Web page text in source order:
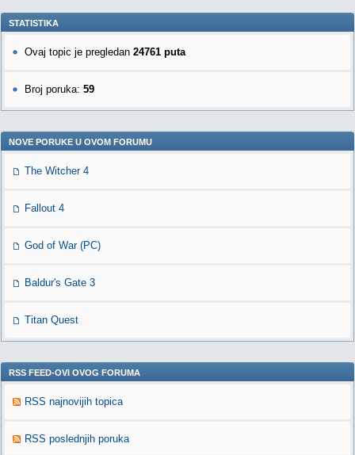
STATISTIKA
Ovaj topic je pregledan 24761 puta
Broj poruka: 59
NOVE PORUKE U OVOM FORUMU
The Witcher 4
Fallout 4
God of War (PC)
Baldur's Gate 3
Titan Quest
RSS FEED-OVI OVOG FORUMA
RSS najnovijih topica
RSS poslednjih poruka